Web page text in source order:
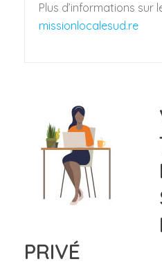
Plus d’informations sur
missionlocalesud.re
PRIVÉ